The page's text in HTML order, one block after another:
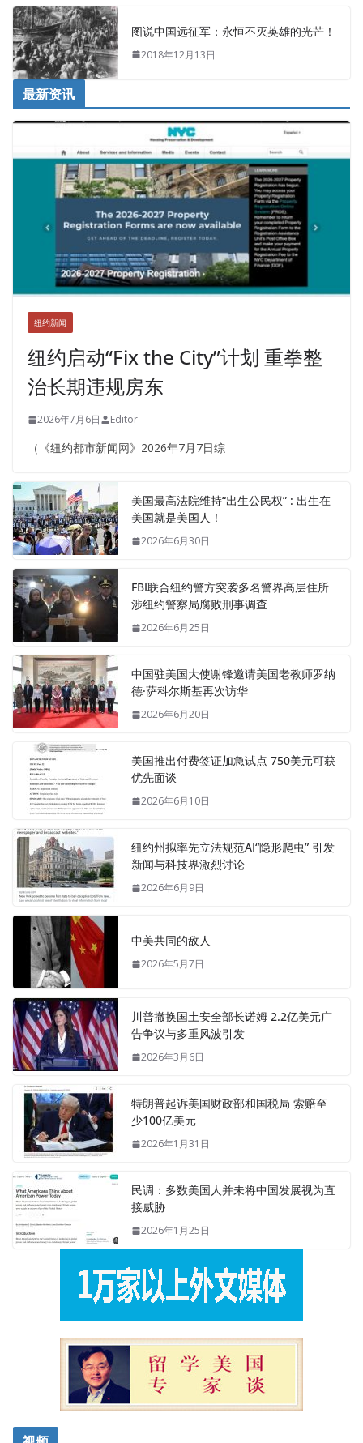
图说中国远征军：永恒不灭英雄的光芒！
2018年12月13日
最新资讯
纽约新闻
纽约启动“Fix the City”计划 重拳整
治长期违规房东
2026年7月6日 Editor
（《纽约都市新闻网》2026年7月7日综
美国最高法院维持“出生公民权” : 出生在
美国就是美国人！
2026年6月30日
FBI联合纽约警方突袭多名警界高层住所
涉纽约警察局腐败刑事调查
2026年6月25日
中国驻美国大使谢锋邀请美国老教师罗纳
德·萨科尔斯基再次访华
2026年6月20日
美国推出付费签证加急试点 750美元可获
优先面谈
2026年6月10日
纽约州拟率先立法规范AI“隐形爬虫” 引发
新闻与科技界激烈讨论
2026年6月9日
中美共同的敌人
2026年5月7日
川普撤换国土安全部长诺姆 2.2亿美元广
告争议与多重风波引发
2026年3月6日
特朗普起诉美国财政部和国税局 索赔至
少100亿美元
2026年1月31日
民调：多数美国人并未将中国发展视为直
接威胁
2026年1月25日